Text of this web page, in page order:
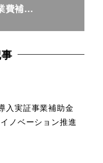
費補…
入実証事業補助金
ノベーション推進